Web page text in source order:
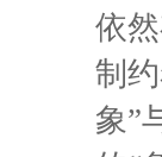
依
制
象”